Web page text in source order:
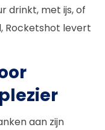
drinkt, met ijs, of
Rocketshot levert
aan zijn